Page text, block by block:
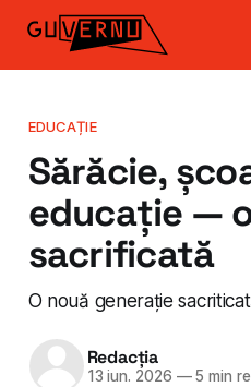
EDUCAȚIE
Sărăcie,
educație —
sacrificată
O nouă generație
Redacția
13 iun. 2026 —5 min